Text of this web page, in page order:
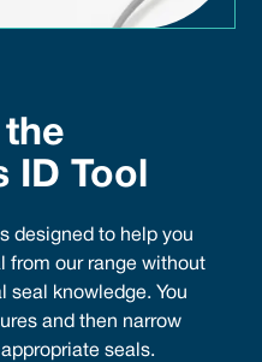
ID Tool
designed to help you
from our range without
seal knowledge. You
and then narrow
seals.